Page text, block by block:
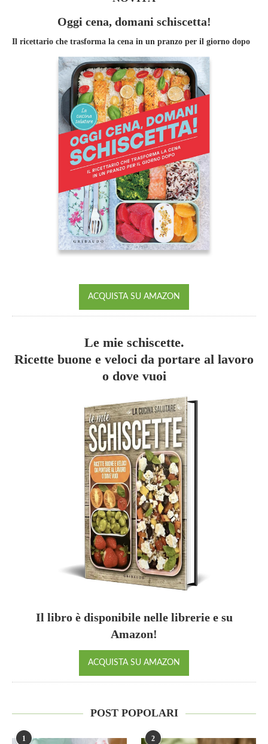
Oggi cena, domani schiscetta!
Il ricettario che trasforma la cena in un pranzo per il giorno dopo
ACQUISTA SU AMAZON
Le mie schiscette.
Ricette buone e veloci da portare al lavoro
o dove vuoi
Il libro è disponibile nelle librerie e su
Amazon!
ACQUISTA SU AMAZON
POST POPOLARI
1 2